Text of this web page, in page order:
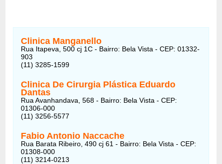
Clinica Manganello
Rua Itapeva, 500 cj 1C - Bairro: Bela Vista - CEP: 01332-
903
(11) 3285-1599
Clinica De Cirurgia Plástica Eduardo
Dantas
Rua Avanhandava, 568 - Bairro: Bela Vista - CEP:
01306-000
(11) 3256-5577
Fabio Antonio Naccache
Rua Barata Ribeiro, 490 cj 61 - Bairro: Bela Vista - CEP:
01308-000
(11) 3214-0213